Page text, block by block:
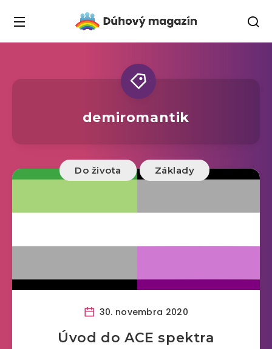
demiromantik
Do života Základy
30. novembra 2020
Úvod do ACE spektra